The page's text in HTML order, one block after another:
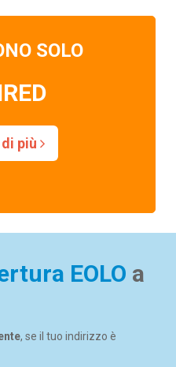
SOLO
più
EOLO a
, se il tuo indirizzo è